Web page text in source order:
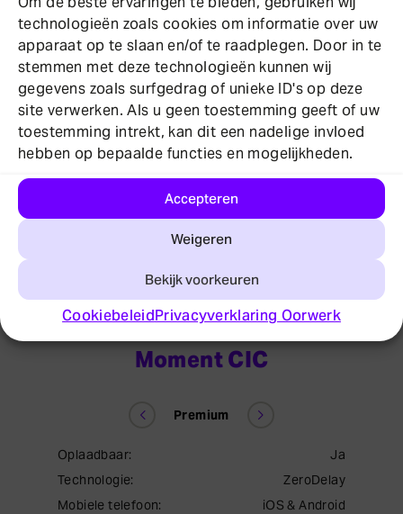
technologieën zoals cookies om informatie over uw
apparaat op te slaan en/of te raadplegen. Door in te
stemmen met deze technologieën kunnen wij
gegevens zoals surfgedrag of unieke ID's op deze
site verwerken. Als u geen toestemming geeft of uw
toestemming intrekt, kan dit een nadelige invloed
hebben op bepaalde functies en mogelijkheden.
Accepteren
Weigeren
Bekijk voorkeuren
CookiebeleidPrivacyverklaring Oorwerk
stereo naar uw hoortoestellen – en
heeft een subtiel ontwerp met een
uitstekende geluidskwaliteit. Gewoon
activeren en verbonden blijven.
Moment CIC
Premium
Oplaadbaar
Ja
Technologie
ZeroDelay
Mobiele telefoon
iOS & Android